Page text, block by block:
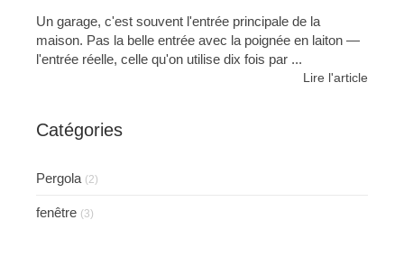
Un garage, c'est souvent l'entrée principale de la
maison. Pas la belle entrée avec la poignée en laiton —
l'entrée réelle, celle qu'on utilise dix fois par ...
Lire l'article
Catégories
Pergola (2)
fenêtre (3)